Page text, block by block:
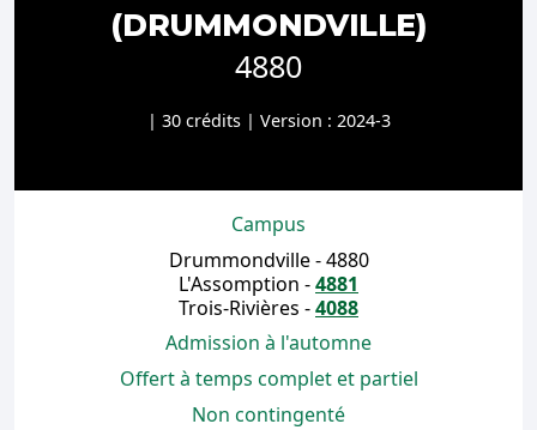
(DRUMMONDVILLE)
4880
| 30 crédits | Version : 2024-3
Campus
Drummondville - 4880
L'Assomption -4881
Trois-Rivières -4088
Admission à l'automne
Offert à temps complet et partiel
Non contingenté